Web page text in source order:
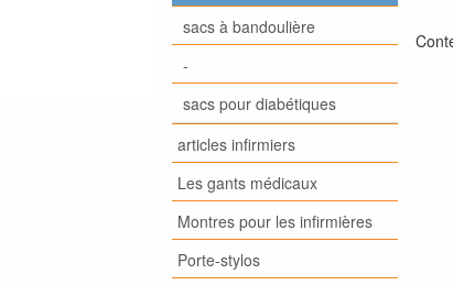
sacs à bandoulière
-
sacs pour diabétiques
articles infirmiers
Les gants médicaux
Montres pour les infirmières
Porte-stylos